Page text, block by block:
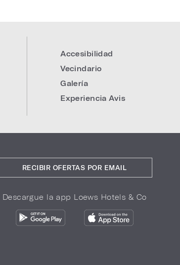
Accesibilidad
Vecindario
Galería
Experiencia Avis
RECIBIR OFERTAS POR EMAIL
Descargue la app Loews Hotels & Co